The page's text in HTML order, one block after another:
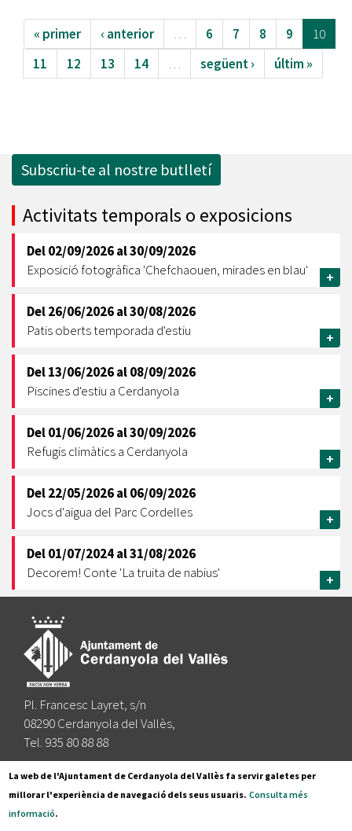
« primer ‹ anterior … 6 7 8 9
10
11
12 13 14 … següent › últim »
Subscriu-te al nostre butlletí
Activitats temporals o exposicions
Del02/09/2026al30/09/2026
Exposició fotogràfica 'Chefchaouen, mirades en blau'
+
Del26/06/2026al30/08/2026
Patis oberts temporada d'estiu
+
Del13/06/2026al08/09/2026
Piscines d'estiu a Cerdanyola
+
Del01/06/2026al30/09/2026
Refugis climàtics a Cerdanyola
+
Del22/05/2026al06/09/2026
Jocs d'aigua del Parc Cordelles
+
Del01/07/2024al31/08/2026
Decorem! Conte 'La truita de nabius'
+
Pl. Francesc Layret, s/n
08290 Cerdanyola del Vallès,
Tel. 935 80 88 88
Segueix-nos a:
La web de l'Ajuntament de Cerdanyola del Vallès fa servir galetes per
millorar l'experiència de navegació dels seus usuaris. Consulta més
informació.